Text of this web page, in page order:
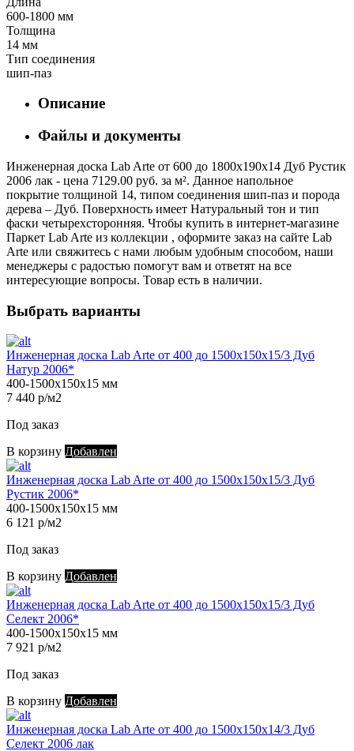
600-1800 мм
Толщина
14 мм
Тип соединения
шип-паз
Описание
Файлы и документы
Инженерная доска Lab Arte от 600 до 1800х190х14 Дуб Рустик
2006 лак - цена 7129.00 руб. за м². Данное напольное
покрытие толщиной 14, типом соединения шип-паз и порода
дерева – Дуб. Поверхность имеет Натуральный тон и тип
фаски четырехсторонняя. Чтобы купить в интернет-магазине
Паркет Lab Arte из коллекции , оформите заказ на сайте Lab
Arte или свяжитесь с нами любым удобным способом, наши
менеджеры с радостью помогут вам и ответят на все
интересующие вопросы. Товар есть в наличии.
Выбрать варианты
Инженерная доска Lab Arte от 400 до 1500х150х15/3 Дуб
Натур 2006*
400-1500х150х15 мм
7 440 р/м2
Под заказ
В корзину Добавлен
Инженерная доска Lab Arte от 400 до 1500х150х15/3 Дуб
Рустик 2006*
400-1500х150х15 мм
6 121 р/м2
Под заказ
В корзину Добавлен
Инженерная доска Lab Arte от 400 до 1500х150х15/3 Дуб
Селект 2006*
400-1500х150х15 мм
7 921 р/м2
Под заказ
В корзину Добавлен
Инженерная доска Lab Arte от 400 до 1500х150х14/3 Дуб
Селект 2006 лак